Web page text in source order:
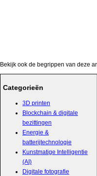
Bekijk ook de begrippen van deze
Categorieën
3D printen
Blockchain & digitale
bezittingen
Energie &
batterijtechnologie
Kunstmatige Intelligentie
(AI)
Digitale fotografie